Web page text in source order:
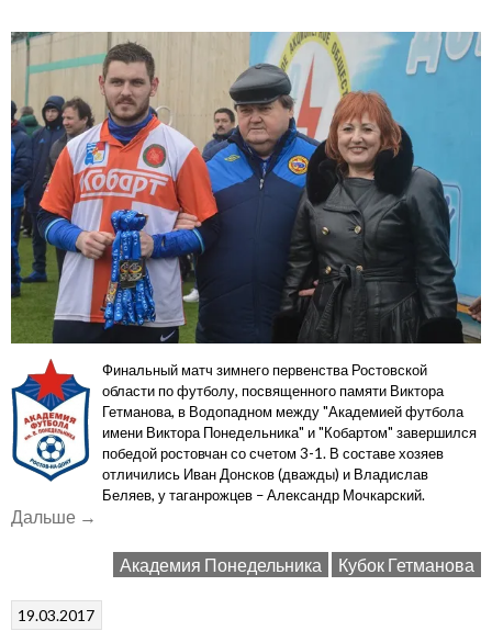
Финальный матч зимнего первенства Ростовской
области по футболу, посвященного памяти Виктора
Гетманова, в Водопадном между "Академией футбола
имени Виктора Понедельника" и "Кобартом" завершился
победой ростовчан со счетом 3-1. В составе хозяев
отличились Иван Донсков (дважды) и Владислав
Беляев, у таганрожцев – Александр Мочкарский.
Дальше «Опять
→
Академия Понедельника Кубок Гетманова
19.03.2017